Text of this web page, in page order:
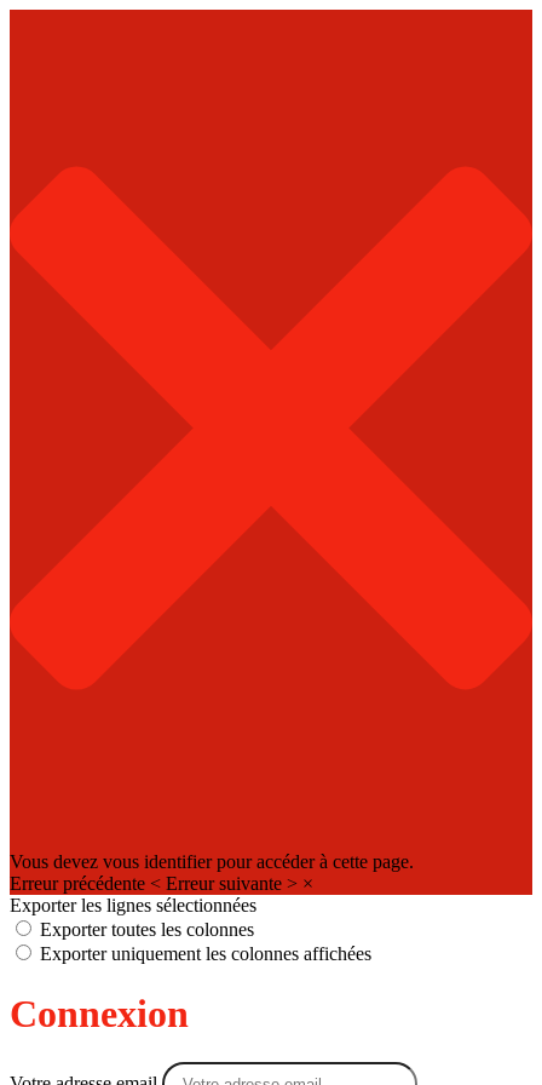
Vous devez vous identifier pour accéder à cette page.
Erreur précédente < Erreur suivante > ×
Exporter les lignes sélectionnées
Exporter toutes les colonnes
Exporter uniquement les colonnes affichées
Connexion